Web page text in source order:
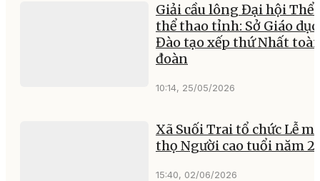
Giải cầu lông Đại hội Thể
thể thao tỉnh: Sở Giáo dục
Đào tạo xếp thứ Nhất
đoàn
10:14, 25/05/2026
Xã Suối Trai tổ chức Lễ
thọ Người cao tuổi năm
15:40, 02/06/2026